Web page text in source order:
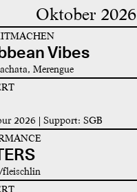
Oktober 2026
Vibes
Merengue
2026 | Support: SGB